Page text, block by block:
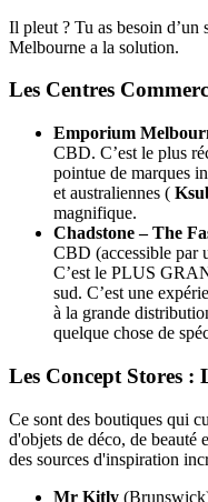
Il pleut ? Tu as besoin d’un
Melbourne a la solution.
Les Centres
Emporium
CBD. C’est le plus
pointue de marques
et australiennes (
magnifique.
Chadstone – The
CBD (accessible par
C’est le PLUS
sud. C’est une
à la grande
quelque chose de
Les Concept Stores :
Ce sont des boutiques qui
d'objets de déco, de beauté
des sources d'inspiration
Mr Kitly